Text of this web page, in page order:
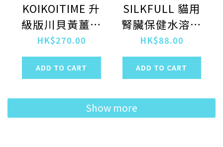
KOIKOITIME 升
級版川貝黃薑鱷
魚粉 100g
HK$270.00
ADD TO CART
SILKFULL 貓用
腎臟保健水溶液
7包入
HK$88.00
ADD TO CART
Show more